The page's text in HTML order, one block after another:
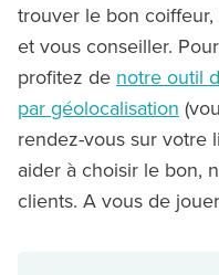
trouver le bon
et vous conseiller.
profitez de notre outil
par géolocalisation
rendez-vous sur votre
aider à choisir le bon,
clients. A vous de